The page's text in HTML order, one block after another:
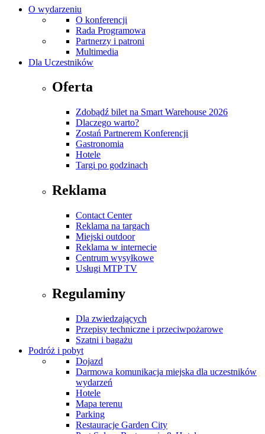
O wydarzeniu
O konferencji
Rada Programowa
Partnerzy i patroni
Multimedia
Dla Uczestników
Oferta
Zdobądź bilet na Smart Warehouse 2026
Dlaczego warto?
Zostań Partnerem Konferencji
Gastronomia
Hotele
Targi po godzinach
Reklama
Contact Center
Reklama na targach
Miejski outdoor
Reklama w internecie
Centrum wysyłkowe
Usługi MTP TV
Regulaminy
Dla zwiedzających
Przepisy techniczne i przeciwpożarowe
Szatni i bagażu
Podróż i pobyt
Dojazd
Darmowa komunikacja miejska dla uczestników
wydarzeń
Hotele
Mapa terenu
Parking
Restauracje Garden City